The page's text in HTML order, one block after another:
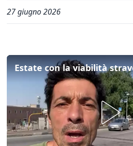
27 giugno 2026